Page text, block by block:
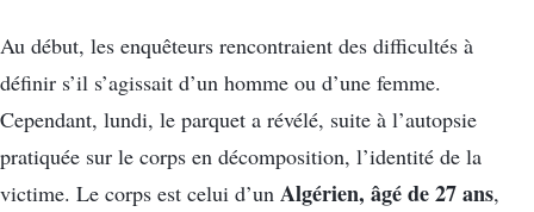
Au début, les enquêteurs rencontraient des difficultés à
définir s’il s’agissait d’un homme ou d’une femme.
Cependant, lundi, le parquet a révélé, suite à l’autopsie
pratiquée sur le corps en décomposition, l’identité de la
victime. Le corps est celui d’un Algérien, âgé de 27 ans,